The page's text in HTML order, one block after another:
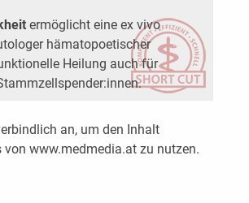
ermöglicht eine ex vivo
hämatopoetischer
Heilung auch für
an, um den Inhalt
www.medmedia.at zu nutzen.